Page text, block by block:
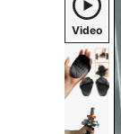
Video